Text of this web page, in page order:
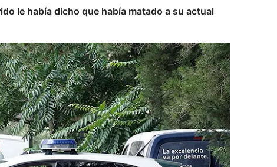
le había dicho que había matado a su actual